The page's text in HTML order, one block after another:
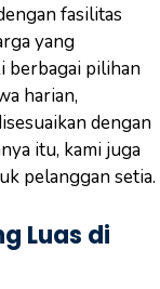
fasilitas
yang
berbagai pilihan
harian,
dengan
itu, kami juga
pelanggan setia.
Luas di